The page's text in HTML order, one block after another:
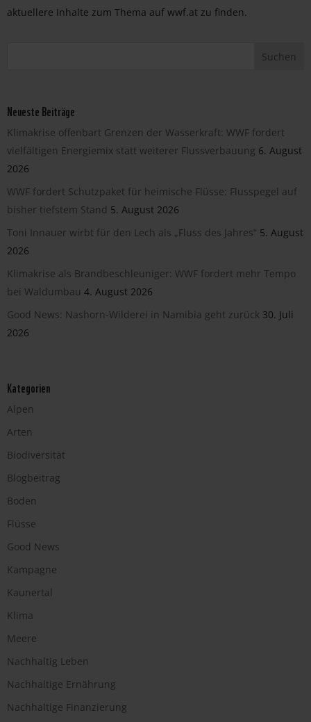
aktuellere Inhalte zum Thema auf wwf.at zu finden.
Neueste Beiträge
Klimakrise offenbart Grenzen der Wasserkraft: WWF fordert
vielfältigen Energiemix statt weiterer Flussverbauung 6. August
2026
WWF fordert Schutzpaket für heimische Flüsse: Flusspegel auf
bisher tiefstem Stand 5. August 2026
Toni Innauer wirbt für den Lech als „Fluss des Jahres“ 5. August
2026
Klimakrise als Brandbeschleuniger: WWF fordert mehr Tempo
bei Waldumbau 4. August 2026
Good News: Nashorn-Wilderei in Namibia geht zurück 30. Juli
2026
Kategorien
Alpen
Arten
Biodiversität
Blogbeitrag
Boden
Flüsse
Good News
Kampagne
Kaunertal
Klima
Meere
Nachhaltig Leben
Nachhaltige Ernährung
Nachhaltige Finanzierung